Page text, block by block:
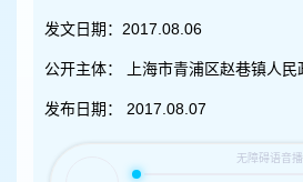
发文日期： 2017.08.06
公开主体： 上海市青浦区赵巷镇人民
发布日期： 2017.08.07